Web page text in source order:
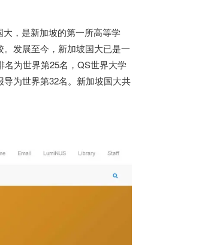
大，是新加坡的第一所高等学
发展至今， 新加坡国大已是一
名为世界第25名，QS世界大学
为世界第32名。 新加坡国大共